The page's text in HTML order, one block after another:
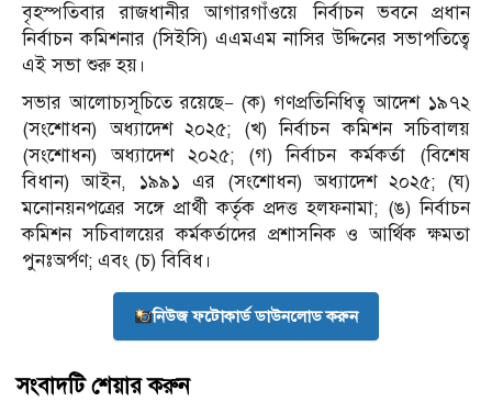
বৃহস্পতিবার রাজধানীর আগারগাঁওয়ে নির্বাচন ভবনে প্রধান
নির্বাচন কমিশনার (সিইসি) এএমএম নাসির উদ্দিনের সভাপতিত্বে
এই সভা শুরু হয়।
সভার আলোচ্যসূচিতে রয়েছে— (ক) গণপ্রতিনিধিত্ব আদেশ ১৯৭২
(সংশোধন) অধ্যাদেশ ২০২৫; (খ) নির্বাচন কমিশন সচিবালয়
(সংশোধন) অধ্যাদেশ ২০২৫; (গ) নির্বাচন কর্মকর্তা (বিশেষ
বিধান) আইন, ১৯৯১ এর (সংশোধন) অধ্যাদেশ ২০২৫; (ঘ)
মনোনয়নপত্রের সঙ্গে প্রার্থী কর্তৃক প্রদত্ত হলফনামা; (ঙ) নির্বাচন
কমিশন সচিবালয়ের কর্মকর্তাদের প্রশাসনিক ও আর্থিক ক্ষমতা
পুনঃঅর্পণ; এবং (চ) বিবিধ।
নিউজ ফটোকার্ড ডাউনলোড করুন
সংবাদটি শেয়ার করুন